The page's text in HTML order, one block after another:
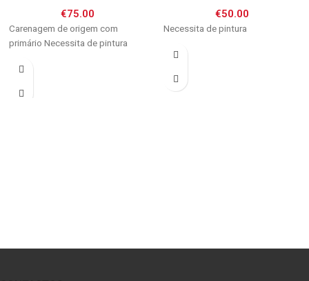
€75.00
Carenagem de origem com
primário Necessita de pintura
€50.00
Necessita de pintura